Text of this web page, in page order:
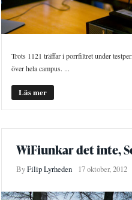
Trots 1121 träffar i porrfiltret under
över hela campus. ...
Läs mer
WiFiunkar det inte,
ByFilip Lyrheden 17 oktober, 2012